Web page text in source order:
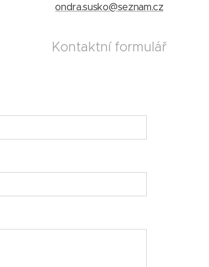
ondra.susko@seznam.cz
Kontaktní formulář